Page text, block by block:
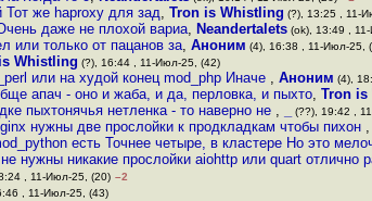
Тот же haproxy для зад, Tron is Whistling (?), 13:25 , 11-
даже не плохой вариа, Neandertalets (ok), 13:49 ,
или только от пацанов за, Аноним (4), 16:38 , 11-Июл-25,
Whistling (?), 16:44 , 11-Июл-25, (42)
или на худой конец mod_php Иначе , Аноним (4),
апач - оно и жаба, и да, перловка, и пыхто, Tron is
пыхтонячья нетленка - то наверно не , (??), 19:42 ,
нужны две прослойки к продкладкам чтобы пихон ,
есть Точнее четыре, в кластере Но это
нужны никакие прослойки aiohttp или quart отлично
, 11-Июл-25, (20) –2
, 11-Июл-25, (43)